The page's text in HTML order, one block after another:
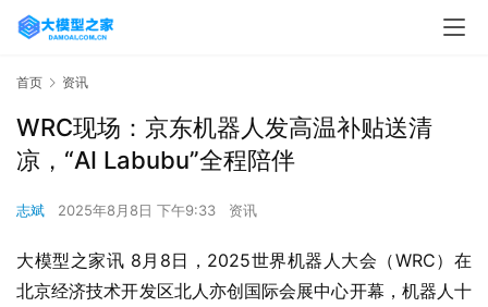
首页 资讯
WRC现场：京东机器人发高温补贴送清
凉，“AI Labubu”全程陪伴
志斌 2025年8月8日 下午9:33 资讯
大模型之家讯 8月8日，2025世界机器人大会（WRC）在
北京经济技术开发区北人亦创国际会展中心开幕，机器人十